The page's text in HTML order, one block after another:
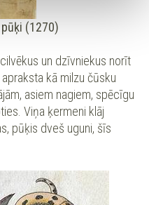
(1270)
un dzīvniekus norīt
kā milzu čūsku
asiem nagiem, spēcīgu
Viņa ķermeni klāj
pūķis dveš uguni, šīs